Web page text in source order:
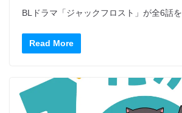
BLドラマ「ジャックフロスト」が全6話を
Read More